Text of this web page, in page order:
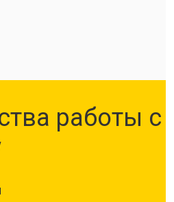
работы с